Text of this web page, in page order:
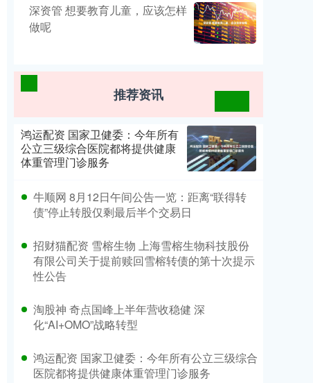
深资管 想要教育儿童，应该怎样
做呢
推荐资讯
鸿运配资 国家卫健委：今年所有
公立三级综合医院都将提供健康
体重管理门诊服务
牛顺网 8月12日午间公告一览：距离“联得转
债”停止转股仅剩最后半个交易日
招财猫配资 雪榕生物 上海雪榕生物科技股份
有限公司关于提前赎回雪榕转债的第十次提示
性公告
淘股神 奇点国峰上半年营收稳健 深
化“AI+OMO”战略转型
鸿运配资 国家卫健委：今年所有公立三级综合
医院都将提供健康体重管理门诊服务